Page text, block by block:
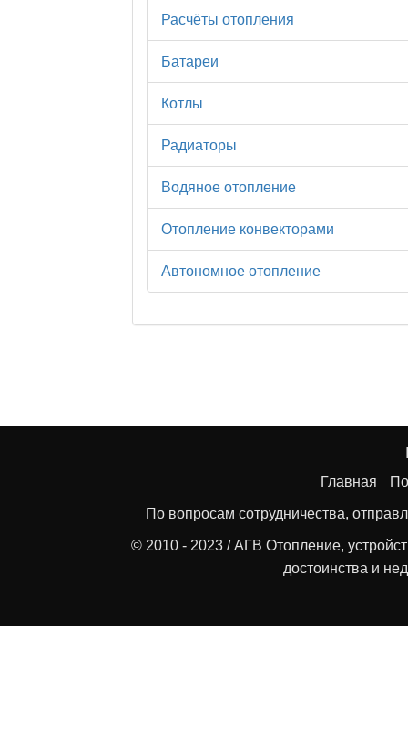
Расчёты отопления
Батареи
Котлы
Радиаторы
Водяное отопление
Отопление конвекторами
Автономное отопление
Главная
По вопросам сотрудничества,
© 2010 - 2023 / АГВ Отопление,
достоинства и